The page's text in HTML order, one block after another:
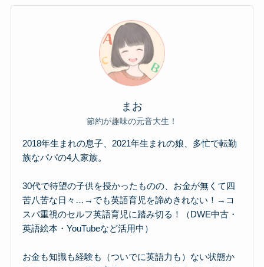
まお
節約が趣味の元音大生！
2018年生まれの息子、2021年生まれの娘、多忙で転勤
族なパパの4人家族。
30代で待望の子供を授かったものの、お金が無くて四
苦八苦な日々…→でも英語育児を諦めきれない！→コ
スパ重視のセルフ英語育児に踏み切る！（DWE中古・
英語絵本・YouTubeなど活用中）
お金も知識も経験も（ついでに英語力も）ない状態か